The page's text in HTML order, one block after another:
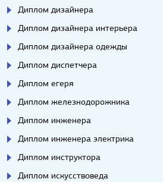
Диплом дизайнера
Диплом дизайнера интерьера
Диплом дизайнера одежды
Диплом диспетчера
Диплом егеря
Диплом железнодорожника
Диплом инженера
Диплом инженера электрика
Диплом инструктора
Диплом искусствоведа